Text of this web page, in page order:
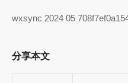
wxsync 2024 05
分享本文